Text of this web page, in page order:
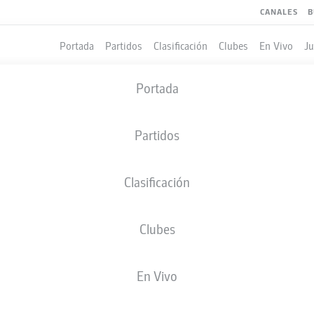
CANALES
Portada Partidos Clasificación Clubes En Vivo
Portada
Partidos
Clasificación
Clubes
En Vivo